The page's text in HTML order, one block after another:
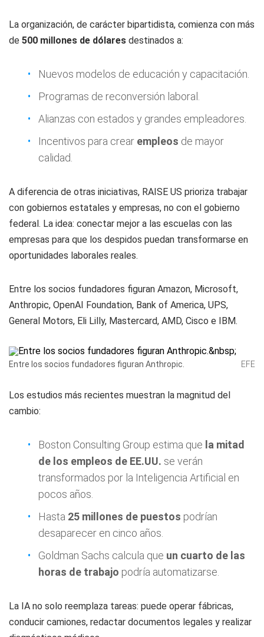
La organización, de carácter bipartidista, comienza con más
de 500 millones de dólares destinados a:
Nuevos modelos de educación y capacitación.
Programas de reconversión laboral.
Alianzas con estados y grandes empleadores.
Incentivos para crear empleos de mayor
calidad.
A diferencia de otras iniciativas, RAISE US prioriza trabajar
con gobiernos estatales y empresas, no con el gobierno
federal. La idea: conectar mejor a las escuelas con las
empresas para que los despidos puedan transformarse en
oportunidades laborales reales.
Entre los socios fundadores figuran Amazon, Microsoft,
Anthropic, OpenAI Foundation, Bank of America, UPS,
General Motors, Eli Lilly, Mastercard, AMD, Cisco e IBM.
Entre los socios fundadores figuran Anthropic. EFE
Los estudios más recientes muestran la magnitud del
cambio:
Boston Consulting Group estima que la mitad
de los empleos de EE.UU. se verán
transformados por la Inteligencia Artificial en
pocos años.
Hasta 25 millones de puestos podrían
desaparecer en cinco años.
Goldman Sachs calcula que un cuarto de las
horas de trabajo podría automatizarse.
La IA no solo reemplaza tareas: puede operar fábricas,
conducir camiones, redactar documentos legales y realizar